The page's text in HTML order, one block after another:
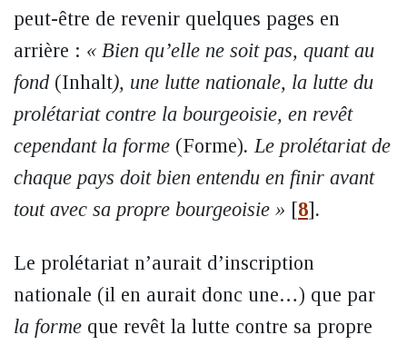
peut-être de revenir quelques pages en
arrière : « Bien qu’elle ne soit pas, quant au
fond (Inhalt), une lutte nationale, la lutte du
prolétariat contre la bourgeoisie, en revêt
cependant la forme (Forme). Le prolétariat de
chaque pays doit bien entendu en finir avant
tout avec sa propre bourgeoisie » [8] .
Le prolétariat n’aurait d’inscription
nationale (il en aurait donc une…) que par
la forme que revêt la lutte contre sa propre